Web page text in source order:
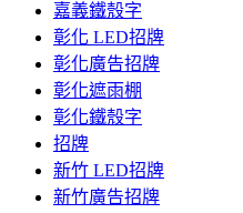
嘉義鐵殼字
彰化 LED招牌
彰化廣告招牌
彰化遮雨棚
彰化鐵殼字
招牌
新竹 LED招牌
新竹廣告招牌